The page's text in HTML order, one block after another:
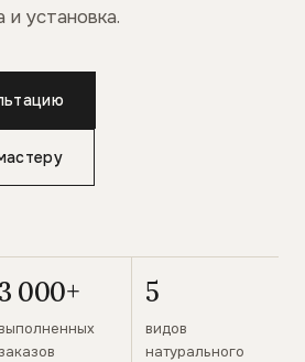
и установка.
3 000+
выполненных
5
видов
натурального